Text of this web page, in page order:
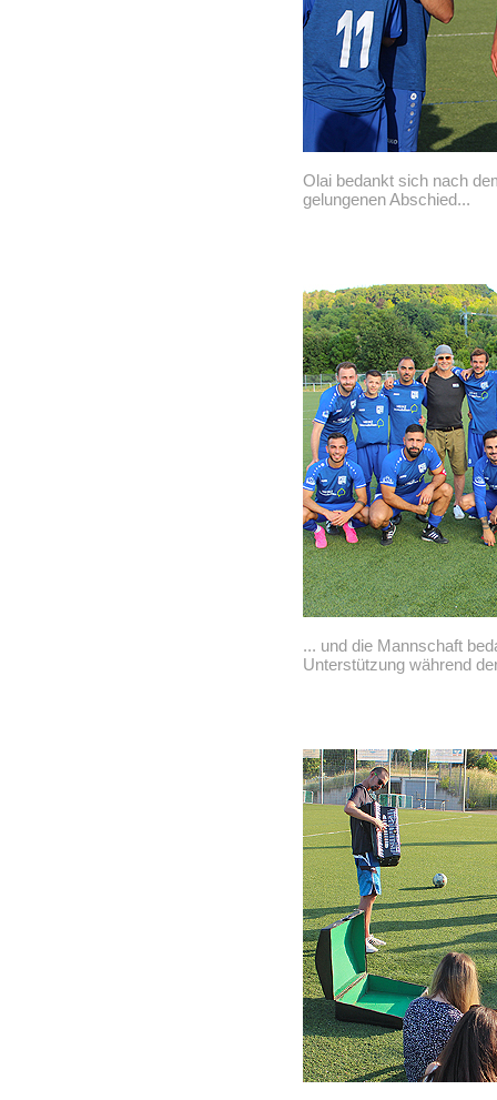
Olai bedankt sich nach
gelungenen Abschied...
... und die Mannschaft
Unterstützung während